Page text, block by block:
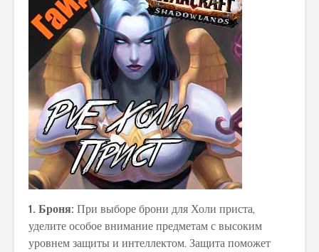
1. Броня: При выборе брони для Холи приста,
уделите особое внимание предметам с высоким
уровнем защиты и интеллектом. Защита поможет